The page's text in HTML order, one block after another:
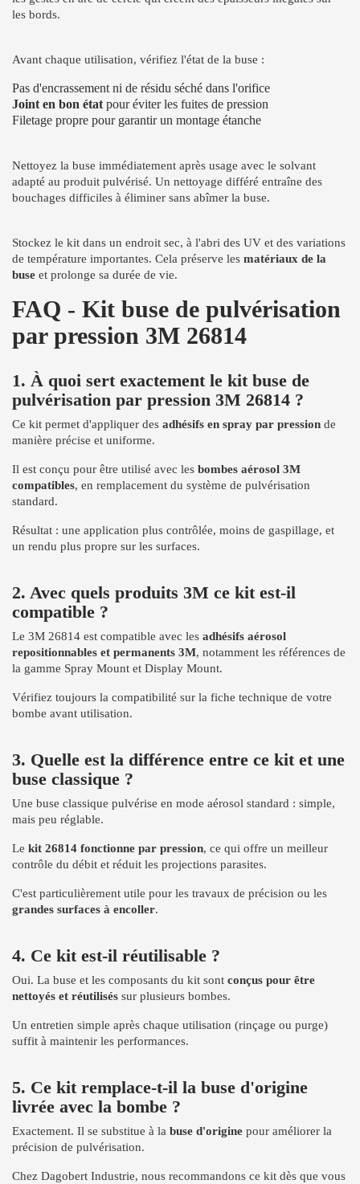
les bords.
Avant chaque utilisation, vérifiez l'état de la buse :
Pas d'encrassement ni de résidu séché dans l'orifice
Joint en bon état pour éviter les fuites de pression
Filetage propre pour garantir un montage étanche
Nettoyez la buse immédiatement après usage avec le solvant
adapté au produit pulvérisé. Un nettoyage différé entraîne des
bouchages difficiles à éliminer sans abîmer la buse.
Stockez le kit dans un endroit sec, à l'abri des UV et des variations
de température importantes. Cela préserve les matériaux de la
buse et prolonge sa durée de vie.
FAQ - Kit buse de pulvérisation
par pression 3M 26814
1. À quoi sert exactement le kit buse de
pulvérisation par pression 3M 26814 ?
Ce kit permet d'appliquer des adhésifs en spray par pression de
manière précise et uniforme.
Il est conçu pour être utilisé avec les bombes aérosol 3M
compatibles, en remplacement du système de pulvérisation
standard.
Résultat : une application plus contrôlée, moins de gaspillage, et
un rendu plus propre sur les surfaces.
2. Avec quels produits 3M ce kit est-il
compatible ?
Le 3M 26814 est compatible avec les adhésifs aérosol
repositionnables et permanents 3M, notamment les références de
la gamme Spray Mount et Display Mount.
Vérifiez toujours la compatibilité sur la fiche technique de votre
bombe avant utilisation.
3. Quelle est la différence entre ce kit et une
buse classique ?
Une buse classique pulvérise en mode aérosol standard : simple,
mais peu réglable.
Le kit 26814 fonctionne par pression, ce qui offre un meilleur
contrôle du débit et réduit les projections parasites.
C'est particulièrement utile pour les travaux de précision ou les
grandes surfaces à encoller.
4. Ce kit est-il réutilisable ?
Oui. La buse et les composants du kit sont conçus pour être
nettoyés et réutilisés sur plusieurs bombes.
Un entretien simple après chaque utilisation (rinçage ou purge)
suffit à maintenir les performances.
5. Ce kit remplace-t-il la buse d'origine
livrée avec la bombe ?
Exactement. Il se substitue à la buse d'origine pour améliorer la
précision de pulvérisation.
Chez Dagobert Industrie, nous recommandons ce kit dès que vous